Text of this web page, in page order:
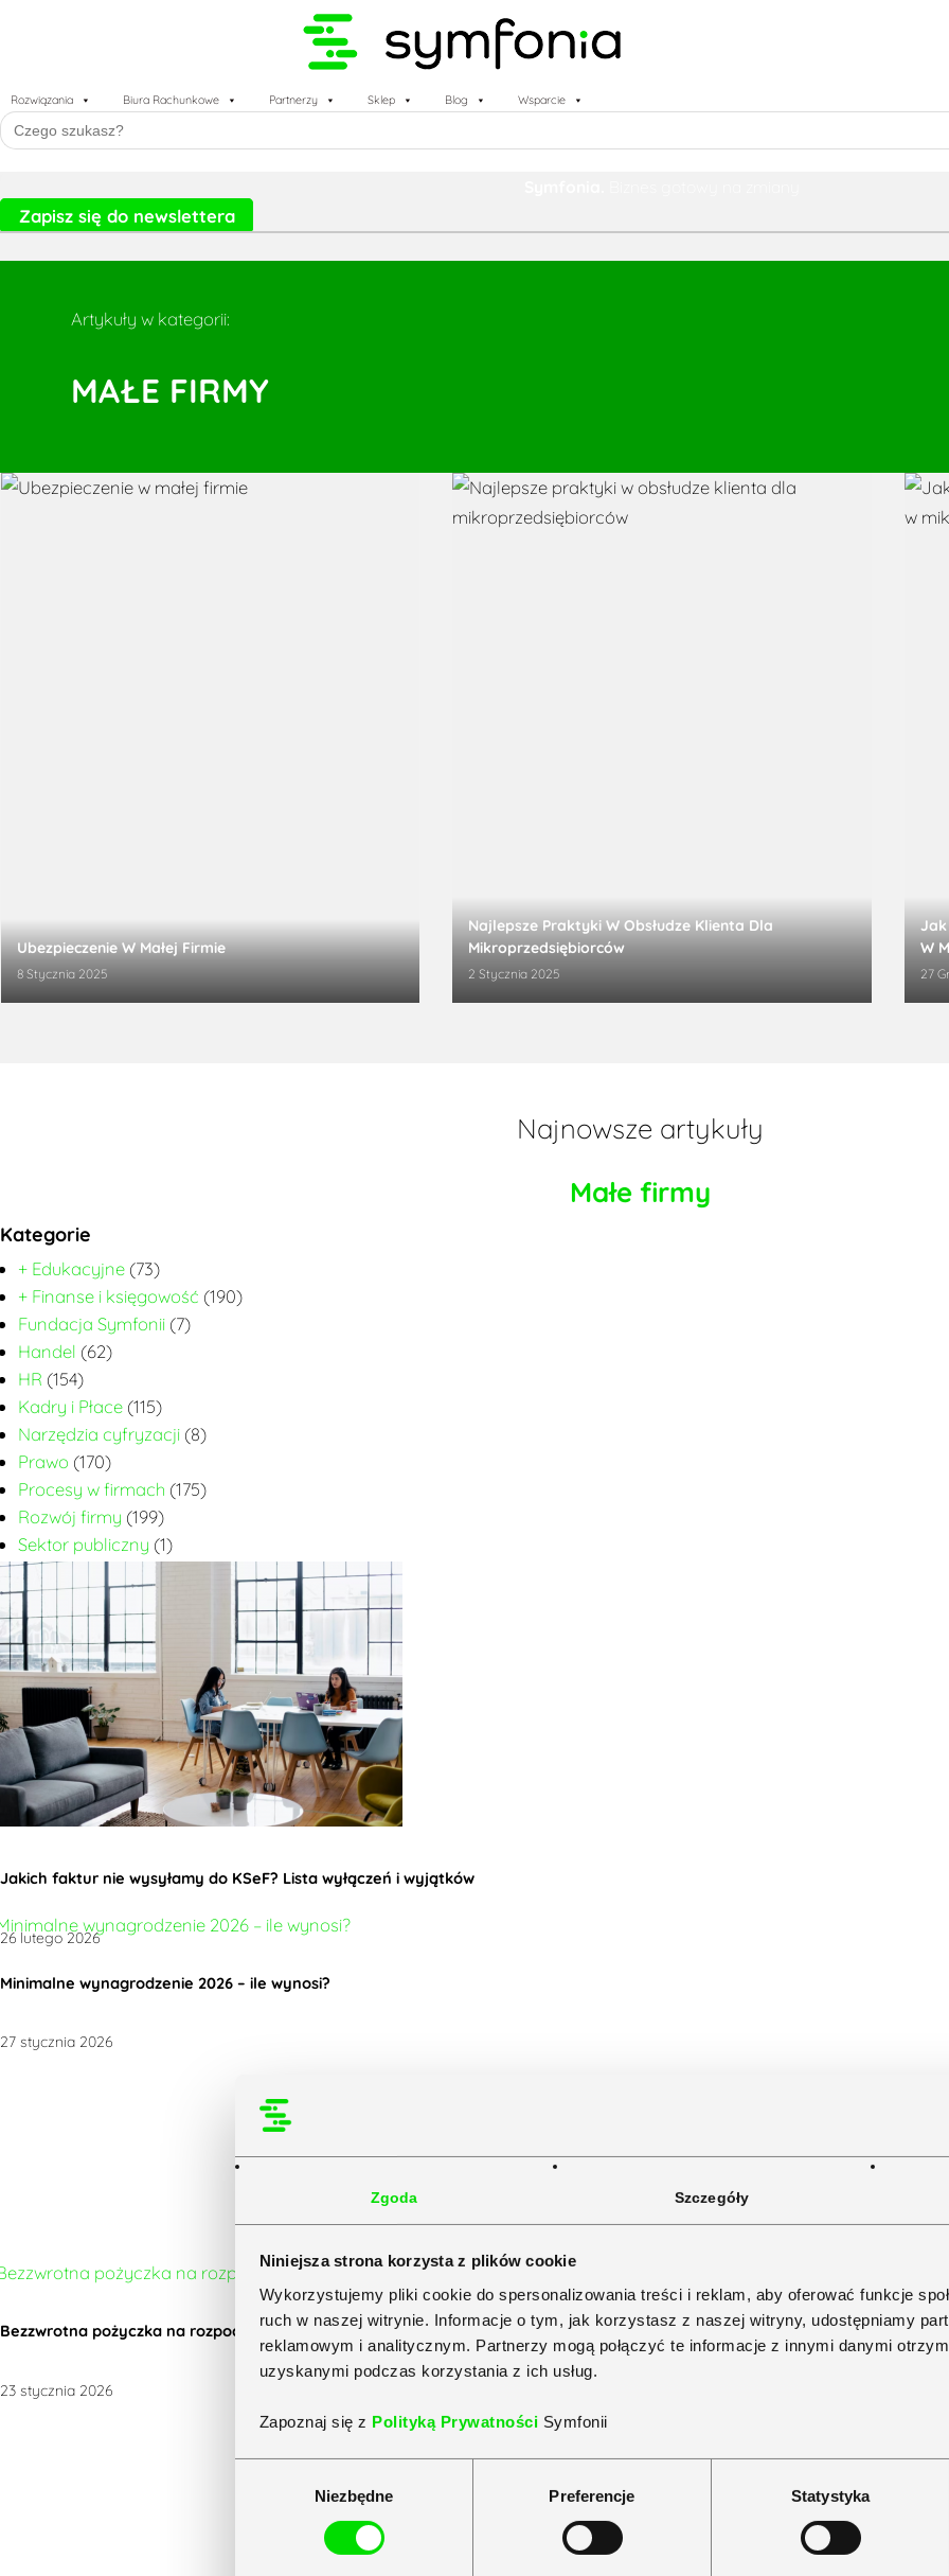
Zgoda Szczegóły
Niniejsza strona korzysta z plików cookie
Wykorzystujemy pliki cookie do spersonalizowania treści i reklam, aby oferować funkcje
ruch w naszej witrynie. Informacje o tym, jak korzystasz z naszej witryny, udostępniamy
reklamowym i analitycznym. Partnerzy mogą połączyć te informacje z innymi danymi
uzyskanymi podczas korzystania z ich usług.
Zapoznaj się z Polityką Prywatności Symfonii
Niezbędne Preferencje Statystyka
Rozwiązania Biura Rachunkowe Partnerzy Sklep Blog Wsparcie
Search
for:
Zapisz się do newslettera
Artykuły w kategorii:
MAŁE FIRMY
Ubezpieczenie W Małej Firmie
8 Stycznia 2025
Najlepsze Praktyki W Obsłudze Klienta Dla
Mikroprzedsiębiorców
2 Stycznia 2025
Jak
W
27
Najnowsze artykuły
Małe firmy
Kategorie
+ Edukacyjne(73)
+ Finanse i księgowość (190)
Fundacja Symfonii(7)
Handel (62)
HR (154)
Kadry i Płace(115)
Narzędzia cyfryzacji(8)
Prawo (170)
Procesy w firmach (175)
Rozwój firmy (199)
Sektor publiczny (1)
Jakich faktur nie wysyłamy do KSeF? Lista wyłączeń i wyjątków
26 lutego 2026
Minimalne wynagrodzenie 2026 – ile wynosi?
27 stycznia 2026
Bezzwrotna pożyczka na rozpoczęcie działalności gospodarczej
23 stycznia 2026